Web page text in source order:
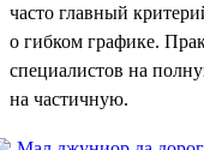
часто главный
о гибком графике.
специалистов на
на частичную.